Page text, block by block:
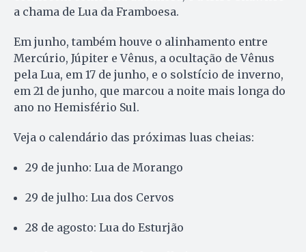
a chama de Lua da Framboesa.
Em junho, também houve o alinhamento entre
Mercúrio, Júpiter e Vênus, a ocultação de Vênus
pela Lua, em 17 de junho, e o solstício de inverno,
em 21 de junho, que marcou a noite mais longa do
ano no Hemisfério Sul.
Veja o calendário das próximas luas cheias:
29 de junho: Lua de Morango
29 de julho: Lua dos Cervos
28 de agosto: Lua do Esturjão